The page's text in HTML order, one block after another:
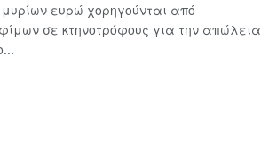
ευρώ χορηγούνται από
σε κτηνοτρόφους για την απώλεια